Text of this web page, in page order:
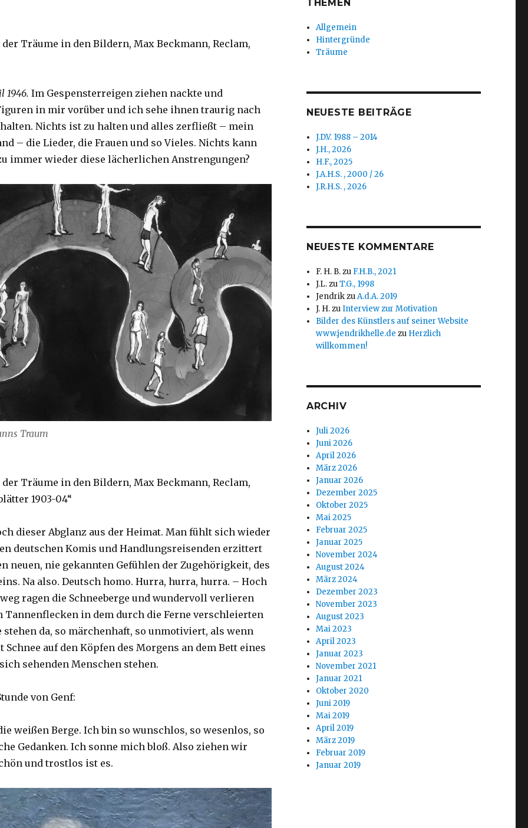
der Träume in den Bildern, Max Beckmann, Reclam,
1946. Im Gespensterreigen ziehen nackte und
in mir vorüber und ich sehe ih­nen traurig nach
Nichts ist zu hal­ten und alles zerfließt – mein
– die Lieder, die Frauen und so Vieles. Nichts kann
immer wieder diese lächerlichen Anstrengungen?
Traum
der Träume in den Bildern, Max Beckmann, Reclam,
1903-04“
dieser Abglanz aus der Heimat. Man fühlt sich wieder
deutschen Komis und Handlungsreisenden erzittert
neuen, nie gekannten Gefühlen der Zugehörigkeit, des
Na also. Deutsch homo. Hurra, hurra, hurra. – Hoch
ragen die Schneeberge und wundervoll verlieren
Tannenflecken in dem durch die Ferne verschleierten
stehen da, so märchenhaft, so unmotiviert, als wenn
Schnee auf den Köpfen des Morgens an dem Bett eines
sehenden Menschen stehen.
von Genf:
weißen Berge. Ich bin so wunschlos, so wesenlos, so
Gedanken. Ich sonne mich bloß. Also ziehen wir
und trostlos ist es.
THEMEN
Allgemein
Hintergründe
Träume
NEUESTE BEITRÄGE
J.D.V. 1988 – 2014
J.H., 2026
H.F., 2025
J.A.H.S. , 2000 / 26
J.R.H.S. , 2026
NEUESTE KOMMENTARE
F. H. B.zu F.H.B., 2021
J.L.zuT.G., 1998
JendrikzuA.d.A. 2019
J. H.zuInterview zur Motivation
Bilder des Künstlers auf seiner Website
www.jendrikhelle.de zu Herzlich
willkommen!
ARCHIV
Juli 2026
Juni 2026
April 2026
März 2026
Januar 2026
Dezember 2025
Oktober 2025
Mai 2025
Februar 2025
Januar 2025
November 2024
August 2024
März 2024
Dezember 2023
November 2023
August 2023
Mai 2023
April 2023
Januar 2023
November 2021
Januar 2021
Oktober 2020
Juni 2019
Mai 2019
April 2019
März 2019
Februar 2019
Januar 2019